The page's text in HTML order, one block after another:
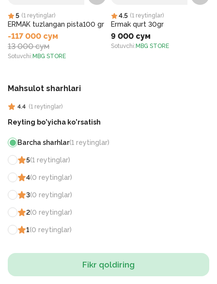
5 (1 reytinglar)
ERMAK tuzlangan pista100 gr
-117 000 сум
13 000 сум
Sotuvchi: MBG STORE
4.5 (1 reytinglar)
Ermak qurt 30gr
9 000 сум
Sotuvchi: MBG STORE
Mahsulot sharhlari
4.4 (1 reytinglar)
Reyting bo'yicha ko'rsatish
Barcha sharhlar(1 reytinglar)
5(1 reytinglar)
4(0 reytinglar)
3(0 reytinglar)
2(0 reytinglar)
1(0 reytinglar)
Fikr qoldiring